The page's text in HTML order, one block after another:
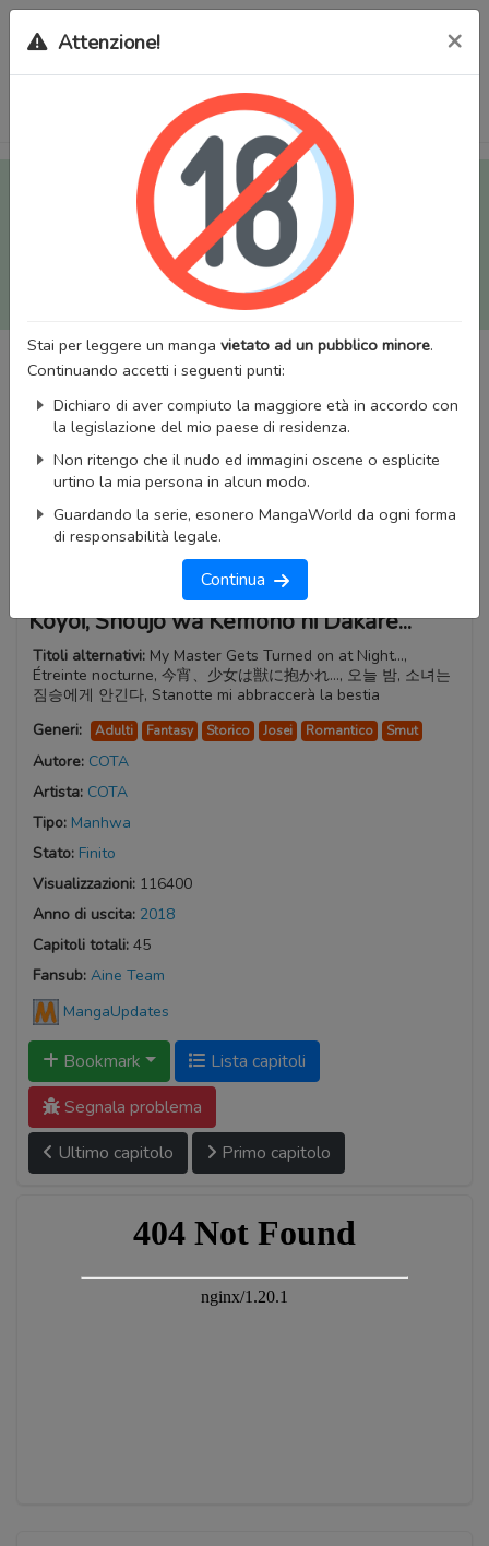
Tutti i Doujinshi e Manga per adulti (+18) sono stati trasferiti
sul nostro nuovo sito (
mangaworldadult.net
); invece, per i
Manga classici, puoi utilizzare
MangaWorld
Potrai effettuare illogincon il tuo account di MangaWorld
tutti i dati sono condivisi tra i due siti,
perderai alcun dato, inclusi bookmarks e premium
Attenzione! ×
Stai per leggere un manga vietato ad un pubblico minore.
Continuando accetti i seguenti punti:
Dichiaro di aver compiuto la maggiore età in accordo con
la legislazione del mio paese di residenza.
Non ritengo che il nudo ed immagini oscene o esplicite
urtino la mia persona in alcun modo.
Guardando la serie, esonero MangaWorld da ogni forma
di responsabilità legale.
Continua
Koyoi, Shoujo wa Kemono ni Dakare...
Titoli alternativi: My Master Gets Turned on at Night...,
Étreinte nocturne, 今宵、少女は獣に抱かれ…, 오늘 밤, 소녀는
짐승에게 안긴다, Stanotte mi abbraccerà la bestia
Generi:
Adulti Fantasy Storico Josei Romantico Smut
Autore: COTA
Artista: COTA
Tipo: Manhwa
Stato: Finito
Visualizzazioni: 116400
Anno di uscita: 2018
Capitoli totali: 45
Fansub: Aine Team
MangaUpdates
Bookmark
Lista capitoli
Segnala problema
Ultimo capitolo
Primo capitolo